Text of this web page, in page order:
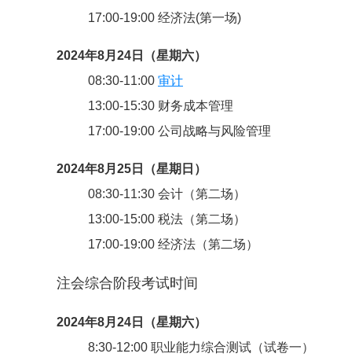
17:00-19:00 经济法(第一场)
2024年8月24日（星期六）
08:30-11:00 审计
13:00-15:30 财务成本管理
17:00-19:00 公司战略与风险管理
2024年8月25日（星期日）
08:30-11:30 会计（第二场）
13:00-15:00 税法（第二场）
17:00-19:00 经济法（第二场）
注会综合阶段考试时间
2024年8月24日（星期六）
8:30-12:00 职业能力综合测试（试卷一）